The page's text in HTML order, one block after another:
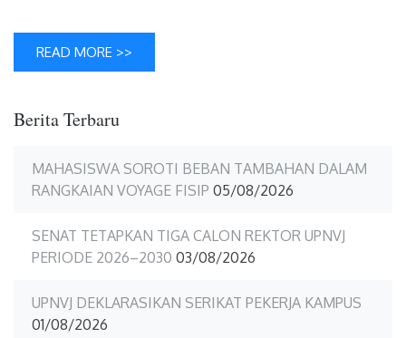
READ MORE >>
Berita Terbaru
MAHASISWA SOROTI BEBAN TAMBAHAN DALAM
RANGKAIAN VOYAGE FISIP 05/08/2026
SENAT TETAPKAN TIGA CALON REKTOR UPNVJ
PERIODE 2026–2030 03/08/2026
UPNVJ DEKLARASIKAN SERIKAT PEKERJA KAMPUS
01/08/2026